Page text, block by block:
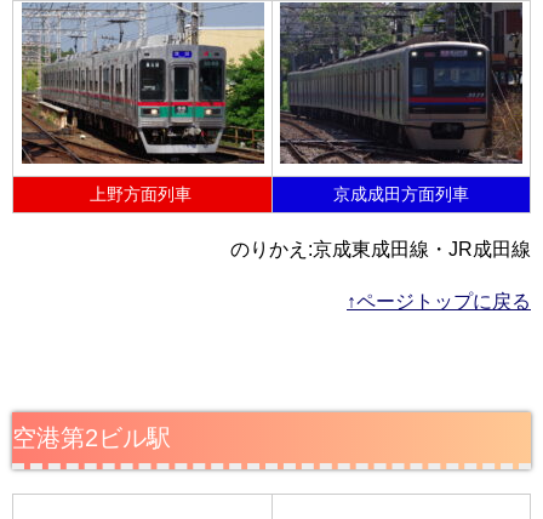
上野方面列車 京成成田方面列車
のりかえ:京成東成田線・JR成田線
↑ページトップに戻る
空港第2ビル駅